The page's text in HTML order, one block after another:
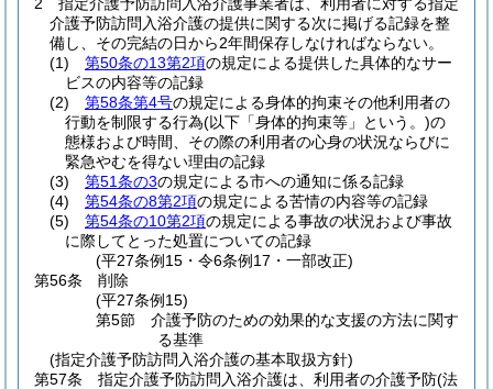
介護予防訪問入浴介護の提供に関する次に掲げる記録を整
備し、その完結の日から2年間保存しなければならない。
(1)
第50条の13第2項の規定による提供した具体的なサー
ビスの内容等の記録
(2)
第58条第4号の規定による身体的拘束その他利用者の
行動を制限する行為(以下「身体的拘束等」という。)の
態様および時間、その際の利用者の心身の状況ならびに
緊急やむを得ない理由の記録
(3)
第51条の3の規定による市への通知に係る記録
(4)
第54条の8第2項の規定による苦情の内容等の記録
(5)
第54条の10第2項の規定による事故の状況および事故
に際してとった処置についての記録
(平27条例15・令6条例17・一部改正)
第56条
削除
(平27条例15)
第5節
介護予防のための効果的な支援の方法に関す
る基準
(指定介護予防訪問入浴介護の基本取扱方針)
第57条
指定介護予防訪問入浴介護は、利用者の介護予防(法